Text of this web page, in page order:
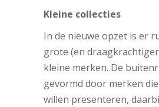
Kleine collecties
In de nieuwe opzet is er
grote (en
kleine merken. De
gevormd door merken
willen presenteren,